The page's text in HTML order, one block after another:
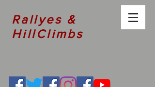
Rallyes &
HillClimbs